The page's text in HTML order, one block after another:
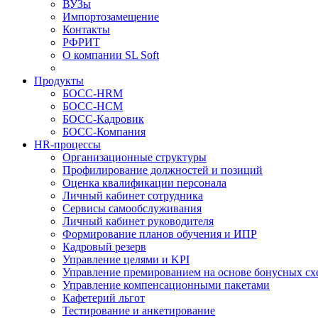
ВУЗы
Импортозамещение
Контакты
РФРИТ
О компании SL Soft
Продукты
БОСС-HRM
БОСС-HCM
БОСС-Кадровик
БОСС-Компания
HR-процессы
Организационные структуры
Профилирование должностей и позиций
Оценка квалификации персонала
Личный кабинет сотрудника
Сервисы самообслуживания
Личный кабинет руководителя
Формирование планов обучения и ИПР
Кадровый резерв
Управление целями и KPI
Управление премированием на основе бонусных
Управление компенсационными пакетами
Кафетерий льгот
Тестирование и анкетирование